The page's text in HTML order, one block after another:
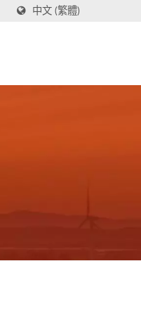
中文 (繁體)